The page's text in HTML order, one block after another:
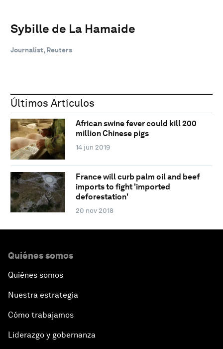
Sybille de La Hamaide
Journalist, Reuters
Últimos Artículos
African swine fever could kill 200
million Chinese pigs
14 jun 2019
France will curb palm oil and beef
imports to fight 'imported
deforestation'
20 nov 2018
Quiénes somos
Quiénes somos
Nuestra estrategia
Cómo trabajamos
Liderazgo y gobernanza